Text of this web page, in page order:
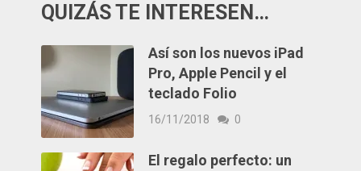
QUIZÁS TE INTERESEN…
Así son los nuevos iPad
Pro, Apple Pencil y el
teclado Folio
16/11/2018 0
El regalo perfecto: un